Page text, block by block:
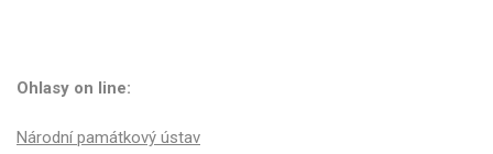
Ohlasy on line:
Národní památkový ústav